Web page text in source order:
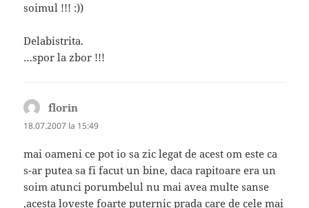
soimul !!! :))
Delabistrita.
…spor la zbor !!!
florin
18.07.2007 la 15:49
mai oameni ce pot io sa zic legat de acest om este ca
s-ar putea sa fi facut un bine, daca rapitoare era un
soim atunci porumbelul nu mai avea multe sanse
,acesta loveste foarte puternic prada care de cele mai